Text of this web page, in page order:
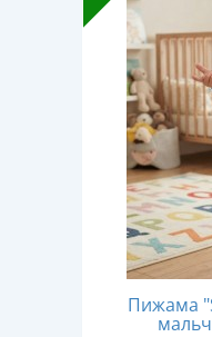
Пижама